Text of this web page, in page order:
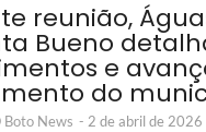
reunião,
Bueno
e
do
Boto News - 2 de abril de 2026